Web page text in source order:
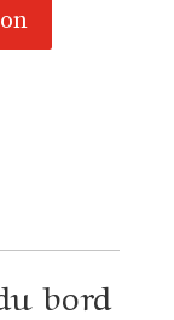
bord